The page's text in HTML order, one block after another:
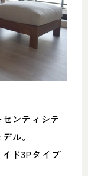
ンティシテ
ル。
ド3Pタイプ